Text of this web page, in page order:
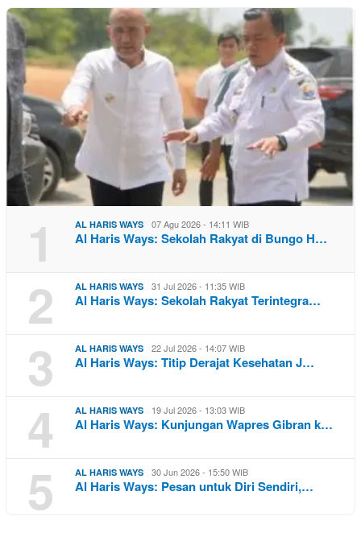
1 AL HARIS WAYS 07 Agu 2026 - 14:11 WIB
Al Haris Ways: Sekolah Rakyat di Bungo H…
2 AL HARIS WAYS 31 Jul 2026 - 11:35 WIB
Al Haris Ways: Sekolah Rakyat Terintegra…
3 AL HARIS WAYS 22 Jul 2026 - 14:07 WIB
Al Haris Ways: Titip Derajat Kesehatan J…
4 AL HARIS WAYS 19 Jul 2026 - 13:03 WIB
Al Haris Ways: Kunjungan Wapres Gibran k…
5 AL HARIS WAYS 30 Jun 2026 - 15:50 WIB
Al Haris Ways: Pesan untuk Diri Sendiri,…